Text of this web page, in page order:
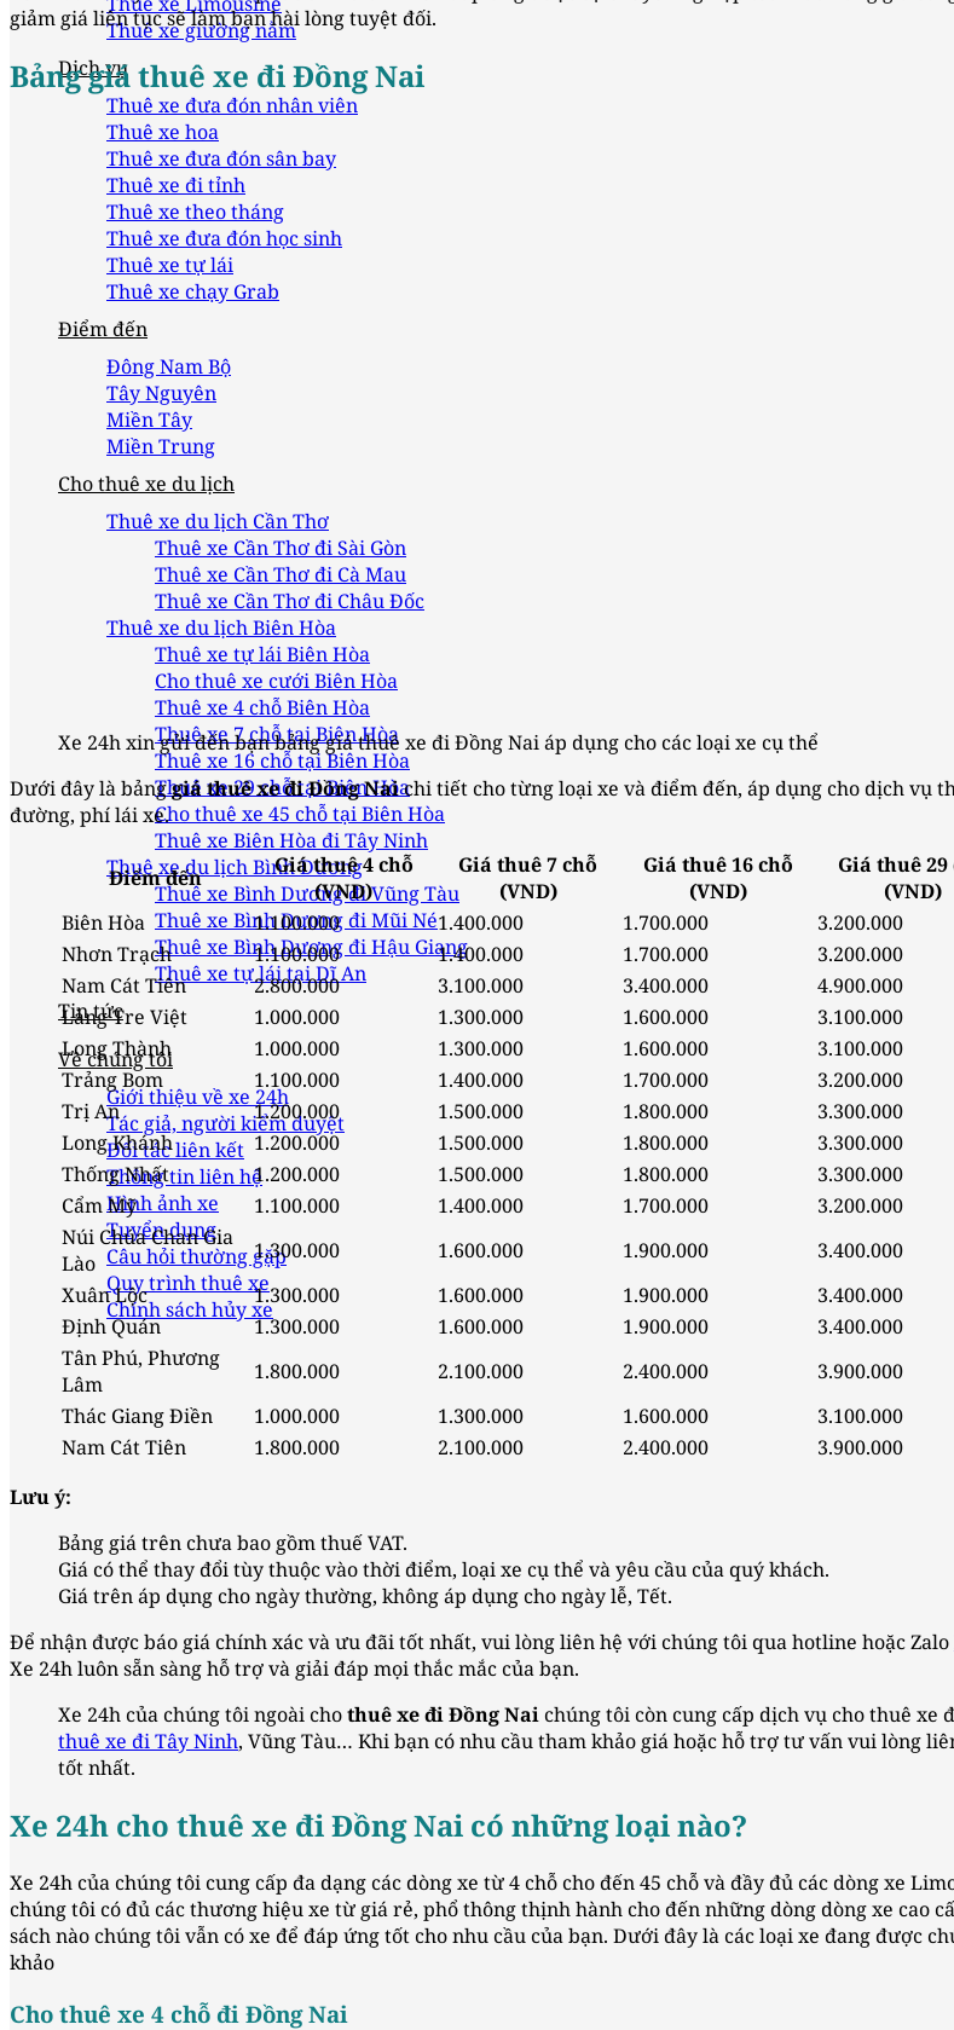
Thuê xe giường nằm
Dịch vụ
Thuê xe đưa đón nhân viên
Thuê xe hoa
Thuê xe đưa đón sân bay
Thuê xe đi tỉnh
Thuê xe theo tháng
Thuê xe đưa đón học sinh
Thuê xe tự lái
Thuê xe chạy Grab
Điểm đến
Đông Nam Bộ
Tây Nguyên
Miền Tây
Miền Trung
Cho thuê xe du lịch
Thuê xe du lịch Cần Thơ
Thuê xe Cần Thơ đi Sài Gòn
Thuê xe Cần Thơ đi Cà Mau
Thuê xe Cần Thơ đi Châu Đốc
Thuê xe du lịch Biên Hòa
Thuê xe tự lái Biên Hòa
Cho thuê xe cưới Biên Hòa
Thuê xe 4 chỗ Biên Hòa
Thuê xe 7 chỗ tại Biên Hòa
Thuê xe 16 chỗ tại Biên Hòa
Thuê xe 29 chỗ tại Biên Hòa
Cho thuê xe 45 chỗ tại Biên Hòa
Thuê xe Biên Hòa đi Tây Ninh
Thuê xe du lịch Bình Dương
Thuê xe Bình Dương đi Vũng Tàu
Thuê xe Bình Dương đi Mũi Né
Thuê xe Bình Dương đi Hậu Giang
Thuê xe tự lái tại Dĩ An
Tin tức
Về chúng tôi
Giới thiệu về xe 24h
Tác giả, người kiểm duyệt
Đối tác liên kết
Thông tin liên hệ
Hình ảnh xe
Tuyển dụng
Câu hỏi thường gặp
Quy trình thuê xe
Chính sách hủy xe
giảm giá liên tục sẽ làm bạn hài lòng tuyệt đối.
Bảng giá thuê xe đi Đồng Nai
Xe 24h xin gửi đến bạn bảng giá thuê xe đi Đồng Nai áp dụng cho các loại xe cụ thể
Dưới đây là bảnggiá thuê xe đi Đồng Naichi tiết cho từng loại xe và điểm đến, áp dụng cho dịch vụ
đường, phí lái xe.
Điểm đến
Giá thuê 4 chỗ
(VND)
Giá thuê 7 chỗ
(VND)
Giá thuê 16 chỗ
(VND)
Giá thuê 29
(VND)
Biên Hòa
1.100.000 1.400.000 1.700.000 3.200.000
Nhơn Trạch
1.100.000 1.400.000 1.700.000 3.200.000
Nam Cát Tiên
2.800.000 3.100.000 3.400.000 4.900.000
Làng Tre Việt
1.000.000 1.300.000 1.600.000 3.100.000
Long Thành
1.000.000 1.300.000 1.600.000 3.100.000
Trảng Bom
1.100.000 1.400.000 1.700.000 3.200.000
Trị An
1.200.000 1.500.000 1.800.000 3.300.000
Long Khánh
1.200.000 1.500.000 1.800.000 3.300.000
Thống Nhất
1.200.000 1.500.000 1.800.000 3.300.000
Cẩm Mỹ
1.100.000 1.400.000 1.700.000 3.200.000
Núi Chúa Chan Gia
Lào
1.300.000 1.600.000 1.900.000 3.400.000
Xuân Lộc
1.300.000 1.600.000 1.900.000 3.400.000
Định Quán
1.300.000 1.600.000 1.900.000 3.400.000
Tân Phú, Phương
Lâm
1.800.000 2.100.000 2.400.000 3.900.000
Thác Giang Điền
1.000.000 1.300.000 1.600.000 3.100.000
Nam Cát Tiên
1.800.000 2.100.000 2.400.000 3.900.000
Lưu ý:
Bảng giá trên chưa bao gồm thuế VAT.
Giá có thể thay đổi tùy thuộc vào thời điểm, loại xe cụ thể và yêu cầu của quý khách.
Giá trên áp dụng cho ngày thường, không áp dụng cho ngày lễ, Tết.
Để nhận được báo giá chính xác và ưu đãi tốt nhất, vui lòng liên hệ với chúng tôi qua hotline hoặc Zalo
Xe 24h luôn sẵn sàng hỗ trợ và giải đáp mọi thắc mắc của bạn.
Xe 24h của chúng tôi ngoài chothuê xe đi Đồng Naichúng tôi còn cung cấp dịch vụ cho thuê xe
thuê xe đi Tây Ninh, Vũng Tàu… Khi bạn có nhu cầu tham khảo giá hoặc hỗ trợ tư vấn vui lòng
tốt nhất.
Xe 24h cho thuê xe đi Đồng Nai có những loại nào?
Xe 24h của chúng tôi cung cấp đa dạng các dòng xe từ 4 chỗ cho đến 45 chỗ và đầy đủ các dòng xe
chúng tôi có đủ các thương hiệu xe từ giá rẻ, phổ thông thịnh hành cho đến những dòng dòng xe cao
sách nào chúng tôi vẫn có xe để đáp ứng tốt cho nhu cầu của bạn. Dưới đây là các loại xe đang được
khảo
Cho thuê xe 4 chỗ đi Đồng Nai